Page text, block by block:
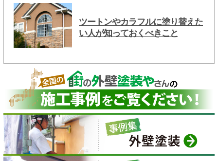
ツートンやカラフルに塗り替えた
い人が知っておくべきこと